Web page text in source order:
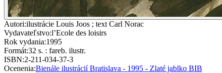
Autori:ilustrácie Louis Joos ; text Carl Norac
Vydavateľstvo:l’Ecole des loisirs
Rok vydania:1995
Formát:32 s. : fareb. ilustr.
ISBN:2-211-034-37-3
Ocenenia:Bienále ilustrácií Bratislava - 1995 - Zlaté jablko BIB